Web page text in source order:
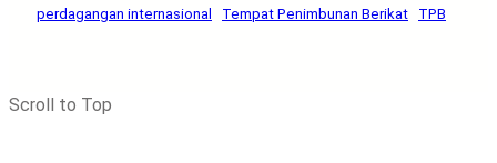
perdagangan internasional
Tempat Penimbunan Berikat TPB
Scroll to Top